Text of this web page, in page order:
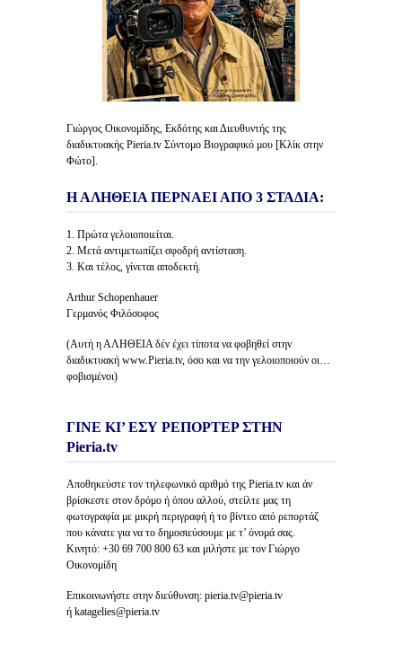
Γιώργος Οικονομίδης, Εκδότης και Διευθυντής της
διαδικτυακής Pieria.tv Σύντομο Βιογραφικό μου [Κλίκ στην
Φώτο].
Η ΑΛΗΘΕΙΑ ΠΕΡΝΑΕΙ ΑΠΟ 3 ΣΤΑΔΙΑ:
1. Πρώτα γελοιοποιείται.
2. Μετά αντιμετωπίζει σφοδρή αντίσταση.
3. Και τέλος, γίνεται αποδεκτή.
Arthur Schopenhauer
Γερμανός Φιλόσοφος
(Αυτή η ΑΛΗΘΕΙΑ δέν έχει τίποτα να φοβηθεί στην
διαδικτυακή www.Pieria.tv, όσο και να την γελοιοποιούν οι…
φοβισμένοι)
ΓΙΝΕ ΚΙ’ ΕΣΥ ΡΕΠΟΡΤΕΡ ΣΤΗΝ
Pieria.tv
Αποθηκεύστε τον τηλεφωνικό αριθμό της Pieria.tv και άν
βρίσκεστε στον δρόμο ή όπου αλλού, στείλτε μας τη
φωτογραφία με μικρή περιγραφή ή το βίντεο από ρεπορτάζ
που κάνατε για να το δημοσιεύσουμε με τ’ όνομά σας.
Κινητό: +30 69 700 800 63 και μιλήστε με τον Γιώργο
Οικονομίδη
Επικοινωνήστε στην διεύθυνση: pieria.tv@pieria.tv
ή katagelies@pieria.tv